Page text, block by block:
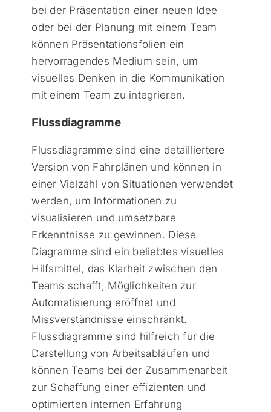
bei der Präsentation einer neuen Idee
oder bei der Planung mit einem Team
können Präsentationsfolien ein
hervorragendes Medium sein, um
visuelles Denken in die Kommunikation
mit einem Team zu integrieren.
Flussdiagramme
Flussdiagramme sind eine detailliertere
Version von Fahrplänen und können in
einer Vielzahl von Situationen verwendet
werden, um Informationen zu
visualisieren und umsetzbare
Erkenntnisse zu gewinnen. Diese
Diagramme sind ein beliebtes visuelles
Hilfsmittel, das Klarheit zwischen den
Teams schafft, Möglichkeiten zur
Automatisierung eröffnet und
Missverständnisse einschränkt.
Flussdiagramme sind hilfreich für die
Darstellung von Arbeitsabläufen und
können Teams bei der Zusammenarbeit
zur Schaffung einer effizienten und
optimierten internen Erfahrung